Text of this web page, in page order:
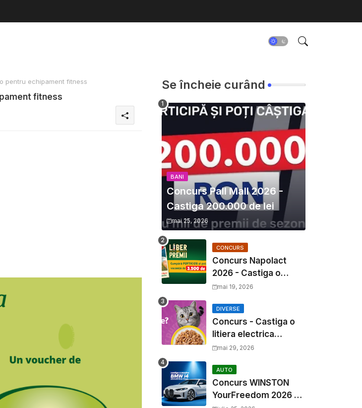
pentru echipament fitness
fitness
Se încheie curând
BANI
Concurs Pall Mall 2026 -
Castiga 200.000 de lei
mai 25, 2026
CONCURS
Concurs Napolact
2026 - Castiga o
Vacanta de Familie de
mai 19, 2026
DIVERSE
Concurs - Castiga o
litiera electrica
Whiskas
mai 29, 2026
AUTO
Concurs WINSTON
YourFreedom 2026 -